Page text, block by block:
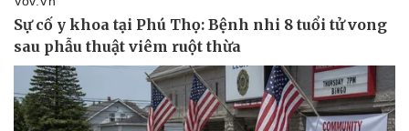
Kinh tế
Bất động sản
Khởi nghiệp
Giá vàng
Tiêu dùng
Tỷ giá
Chứng khoán
Giá cà phê